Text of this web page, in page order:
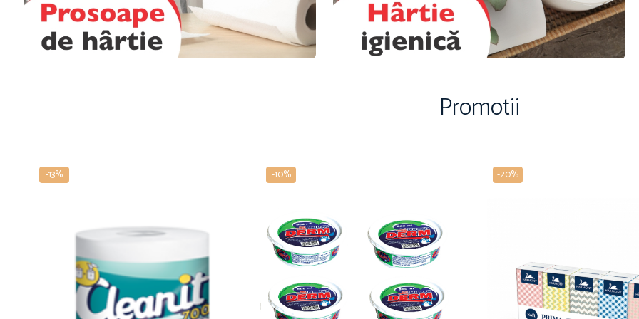
Promotii
-13% -10% -20%